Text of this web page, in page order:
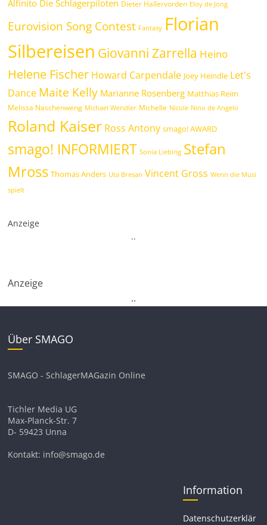
Alfinito Die Schlagerpiloten Dieter Hallervorden Eloy de Jong
Eurovision Song Contest Fantasy Florian
Silbereisen Giovanni Zarrella Heino
Helene Fischer Howard Carpendale Joey Heindle Let's
Dance Maite Kelly Marianne Rosenberg Matthias Reim
Melissa Naschenweng Michael Wendler Michelle Nicole Nino de Angelo
Roland Kaiser Ross Antony smago! AWARD
smago! INFORMIERT Sonia Liebing Stefan
Mross Thomas Anders Uta Bresan Vincent Gross Wenn die Musi
spielt
Anzeige
..
Anzeige
..
Über SMAGO
SMAGO - SchlagerMAGazin Online
Tichler Media UG
Max-Planck-Str. 7
D- 59423 Unna
Kontakt: info@smago.de
Information
Datenschutzerklär